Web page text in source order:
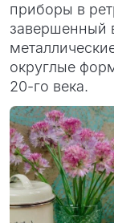
приборы в
завершенный
округлые
20-го века.